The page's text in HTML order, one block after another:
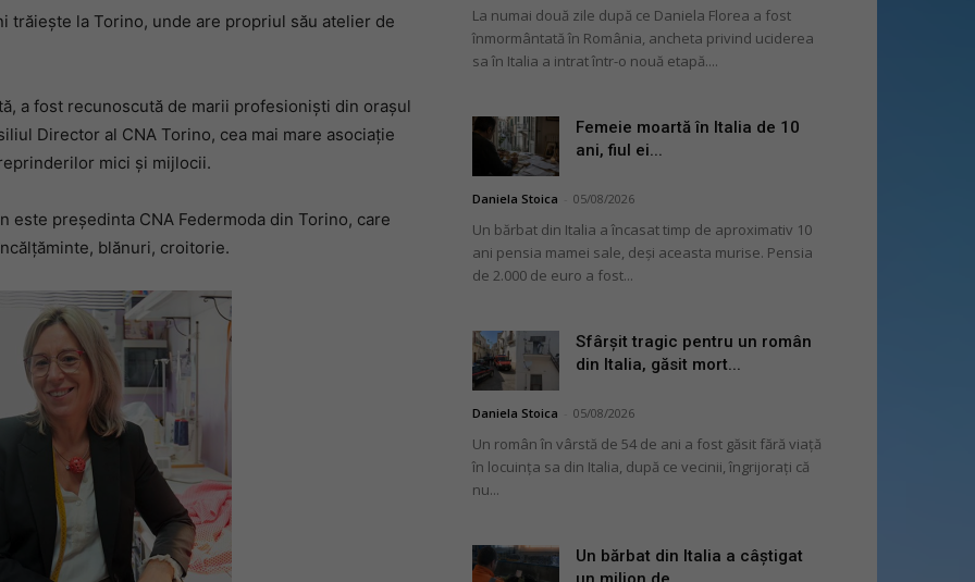
trăiește la Torino, unde are propriul său atelier de
a fost recunoscută de marii profesioniști din orașul
Director al CNA Torino, cea mai mare asociație
mici și mijlocii.
este președinta CNA Federmoda din Torino, care
blănuri, croitorie.
La numai două zile după ce Daniela Florea a fost
înmormântată în România, ancheta privind uciderea
sa în Italia a intrat într-o nouă etapă....
Femeie moartă în Italia de 10
ani, fiul ei...
Daniela Stoica 05/08/2026
Un bărbat din Italia a încasat timp de aproximativ 10
ani pensia mamei sale, deși aceasta murise. Pensia
de 2.000 de euro a fost...
Sfârșit tragic pentru un român
din Italia, găsit mort...
Daniela Stoica 05/08/2026
Un român în vârstă de 54 de ani a fost găsit fără viață
în locuința sa din Italia, după ce vecinii, îngrijorați că
nu...
Un bărbat din Italia a câștigat